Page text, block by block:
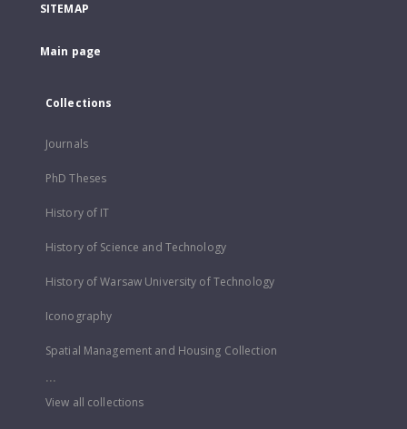
SITEMAP
Main page
Collections
Journals
PhD Theses
History of IT
History of Science and Technology
History of Warsaw University of Technology
Iconography
Spatial Management and Housing Collection
...
View all collections